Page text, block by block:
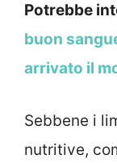
Potrebbe
buon
arrivato il
Sebbene i
nutritive,